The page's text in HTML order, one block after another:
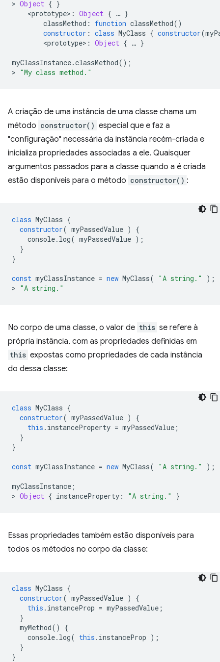
> Object { }
<prototype> : Object { … }
classMethod : function classMethod()
constructor : class MyClass { constructor(
<prototype> : Object { … }
myClassInstance.classMethod();
> "My class method."
A criação de uma instância de uma classe chama um
método constructor() especial que e faz a
"configuração" necessária da instância recém-criada e
inicializa propriedades associadas a ele. Quaisquer
argumentos passados para a classe quando a é criada
estão disponíveis para o método constructor() :
class MyClass {
constructor( myPassedValue )
{
console. log( myPassedValue );
}
}
const myClassInstance = new MyClass( "A string."
);
> "A string."
No corpo de uma classe, o valor de this se refere à
própria instância, com as propriedades definidas em
this expostas como propriedades de cada instância
do dessa classe:
class MyClass {
constructor( myPassedValue )
{
this . instanceProperty = myPassedValue ;
}
}
const myClassInstance = new MyClass( "A string." );
myClassInstance ;
> Object { instanceProperty : "A string." }
Essas propriedades também estão disponíveis para
todos os métodos no corpo da classe:
class MyClass {
constructor( myPassedValue )
{
this . instanceProp = myPassedValue ;
}
myMethod()
{
console. log( this . instanceProp );
}
}